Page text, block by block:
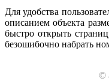
Для удобства
описанием объекта
быстро открыть
безошибочно набрать
©